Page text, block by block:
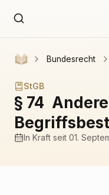
Bundesrecht
StGB
§ 74 Andere
In Kraft seit 01.